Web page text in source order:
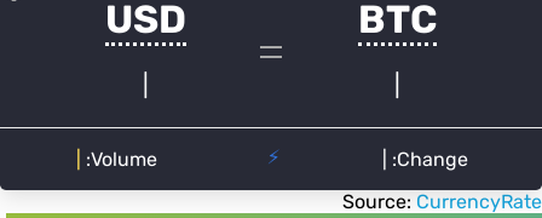
Source: CurrencyRate